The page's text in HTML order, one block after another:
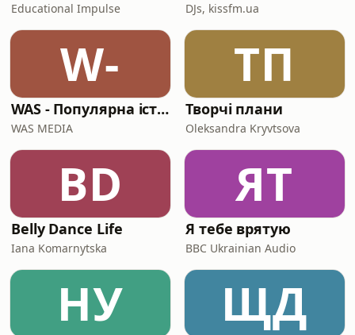
Educational Impulse DJs, kissfm.ua
W-
WAS - Популярна історія
WAS MEDIA
ТП
Творчі плани
Oleksandra Kryvtsova
BD
Belly Dance Life
Iana Komarnytska
ЯТ
Я тебе врятую
BBC Ukrainian Audio
НУ ЩД